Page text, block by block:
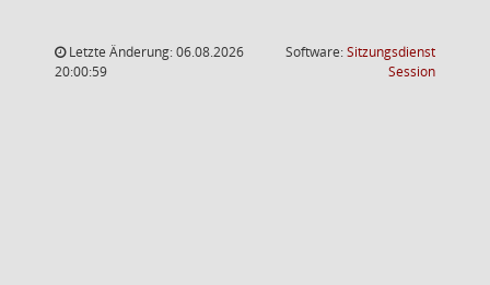
Letzte Änderung: 06.08.2026
20:00:59
Software:Sitzungsdienst
Session(Wird in